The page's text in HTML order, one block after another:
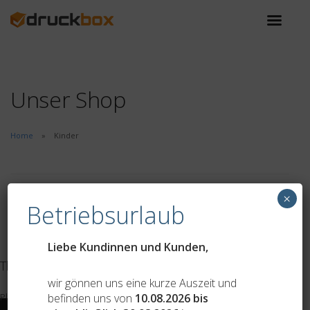
Unser Shop
Home Kinder
Category:
This feed contains no content.
Please add some posts to load them here.
Betriebsurlaub
Liebe Kundinnen und Kunden,
wir gönnen uns eine kurze Auszeit und
befinden uns von 10.08.2026 bis
×